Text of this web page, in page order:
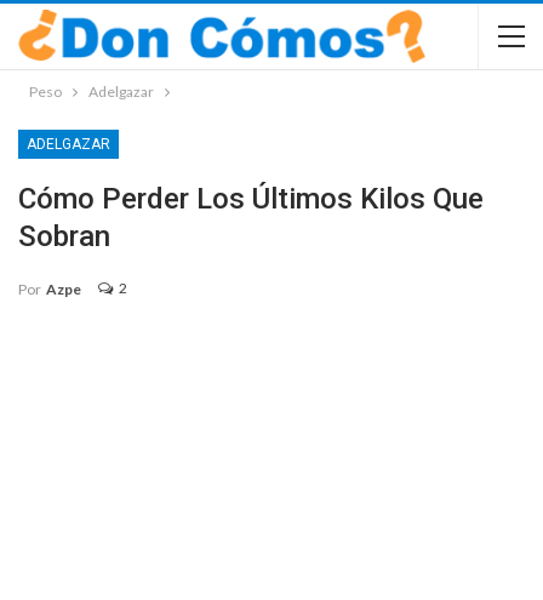
Peso Adelgazar
ADELGAZAR
Cómo Perder Los Últimos Kilos Que
Sobran
Por Azpe 2